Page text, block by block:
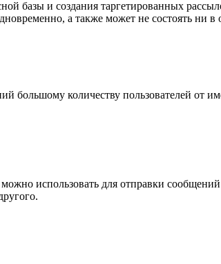
базы и создания таргетированных
а также может не состоять ни в
большому количеству пользователей от
использовать для отправки